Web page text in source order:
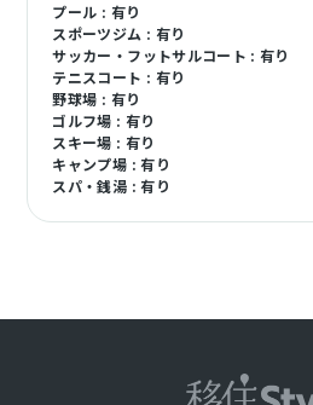
プール : 有り
スポーツジム : 有り
サッカー・フットサルコート : 有り
テニスコート : 有り
野球場 : 有り
ゴルフ場 : 有り
スキー場 : 有り
キャンプ場 : 有り
スパ・銭湯 : 有り